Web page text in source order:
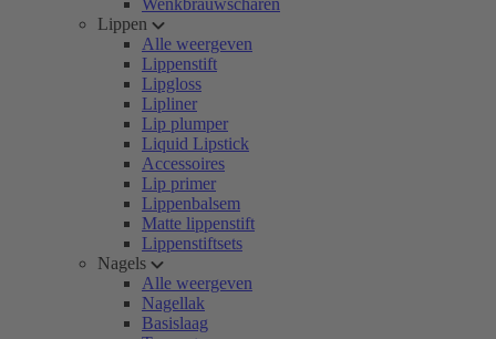
Wenkbrauwscharen
Lippen
Alle weergeven
Lippenstift
Lipgloss
Lipliner
Lip plumper
Liquid Lipstick
Accessoires
Lip primer
Lippenbalsem
Matte lippenstift
Lippenstiftsets
Nagels
Alle weergeven
Nagellak
Basislaag